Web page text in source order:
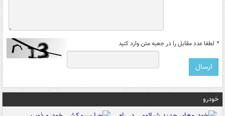
* لطفا عدد مقابل را در جعبه متن وارد کنید
خودرو